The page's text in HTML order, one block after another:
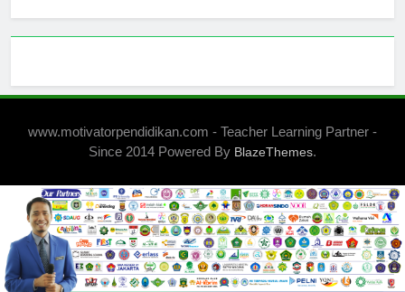
www.motivatorpendidikan.com - Teacher Learning Partner -
Since 2014 Powered By BlazeThemes.